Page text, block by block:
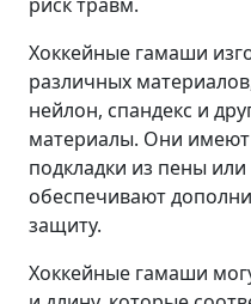
Хоккейные гамаши
различных
нейлон, спандекс и
материалы. Они
подкладки из пены
обеспечивают
защиту.
Хоккейные гамаши